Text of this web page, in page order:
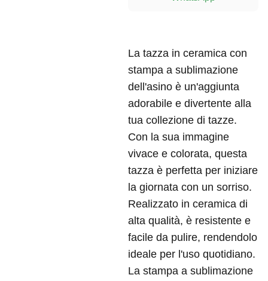
La tazza in ceramica con
stampa a sublimazione
dell'asino è un'aggiunta
adorabile e divertente alla
tua collezione di tazze.
Con la sua immagine
vivace e colorata, questa
tazza è perfetta per iniziare
la giornata con un sorriso.
Realizzato in ceramica di
alta qualità, è resistente e
facile da pulire, rendendolo
ideale per l'uso quotidiano.
La stampa a sublimazione